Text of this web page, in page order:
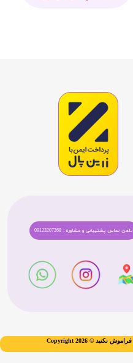
تلفن تماس پشتیبانی و مشاوره : 09123207268